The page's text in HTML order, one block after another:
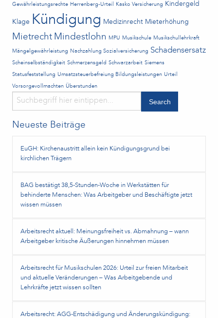
Gewährleistungsrechte Herrenberg-Urteil Kasko Versicherung Kindergeld
Klage Kündigung Medizinrecht Mieterhöhung
Mietrecht Mindestlohn MPU Musikschule Musikschullehrkraft
Mängelgewährleistung Nachzahlung Sozialversicherung Schadensersatz
Scheinselbständigkeit Schmerzensgeld Schwarzarbeit Siemens
Statusfeststellung Umsatzsteuerbefreiung Bildungsleistungen Urteil
Vorsorgevollmachten Überstunden
Neueste Beiträge
EuGH: Kirchenaustritt allein kein Kündigungsgrund bei
kirchlichen Trägern
BAG bestätigt 38,5‑Stunden‑Woche in Werkstätten für
behinderte Menschen: Was Arbeitgeber und Beschäftigte jetzt
wissen müssen
Arbeitsrecht aktuell: Meinungsfreiheit vs. Abmahnung – wann
Arbeitgeber kritische Äußerungen hinnehmen müssen
Arbeitsrecht für Musikschulen 2026: Urteil zur freien Mitarbeit
und aktuelle Veränderungen – Was Arbeitgebende und
Lehrkräfte jetzt wissen sollten
Arbeitsrecht: AGG-Entschädigung und Änderungskündigung: